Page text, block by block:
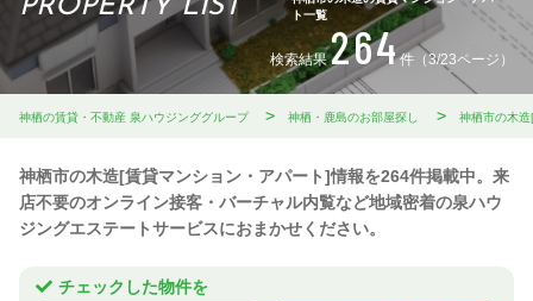
PROPERTY LIST
ト一覧
検索結果264件（3/23ページ）
神栖の賃貸・不動産 泉ハウジンググループ 神栖・鹿島のお部屋探し 神栖市の木
神栖市の木造[賃貸マンション・アパート]情報を264件掲載中。来
店不要のオンライン接客・バーチャル内覧など地域密着の泉ハウ
ジングエステートサービスにおまかせください。
チェックした物件を